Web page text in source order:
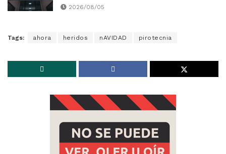
2026/08/05
Tags: ahora heridos nAVIDAD pirotecnia